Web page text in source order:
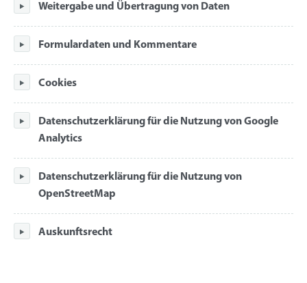
Weitergabe und Übertragung von Daten
Formulardaten und Kommentare
Cookies
Datenschutzerklärung für die Nutzung von Google
Analytics
Datenschutzerklärung für die Nutzung von
OpenStreetMap
Auskunftsrecht